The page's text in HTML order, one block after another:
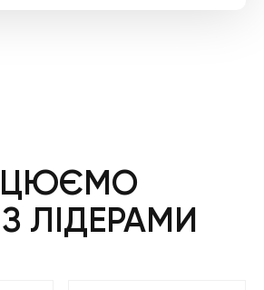
ЛІДЕРАМИ